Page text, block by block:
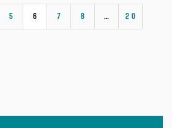
5 6 7 8 … 20